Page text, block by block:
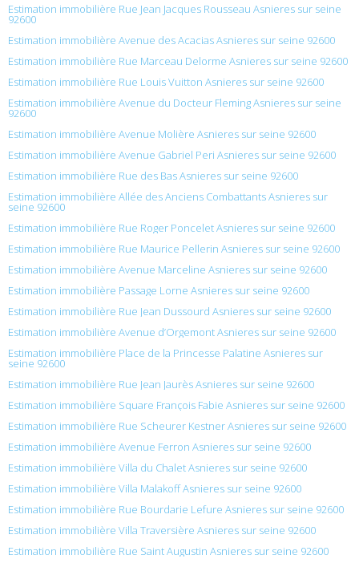
Estimation immobilière Rue Jean Jacques Rousseau Asnieres sur seine
92600
Estimation immobilière Avenue des Acacias Asnieres sur seine 92600
Estimation immobilière Rue Marceau Delorme Asnieres sur seine 92600
Estimation immobilière Rue Louis Vuitton Asnieres sur seine 92600
Estimation immobilière Avenue du Docteur Fleming Asnieres sur seine
92600
Estimation immobilière Avenue Molière Asnieres sur seine 92600
Estimation immobilière Avenue Gabriel Peri Asnieres sur seine 92600
Estimation immobilière Rue des Bas Asnieres sur seine 92600
Estimation immobilière Allée des Anciens Combattants Asnieres sur
seine 92600
Estimation immobilière Rue Roger Poncelet Asnieres sur seine 92600
Estimation immobilière Rue Maurice Pellerin Asnieres sur seine 92600
Estimation immobilière Avenue Marceline Asnieres sur seine 92600
Estimation immobilière Passage Lorne Asnieres sur seine 92600
Estimation immobilière Rue Jean Dussourd Asnieres sur seine 92600
Estimation immobilière Avenue d’Orgemont Asnieres sur seine 92600
Estimation immobilière Place de la Princesse Palatine Asnieres sur
seine 92600
Estimation immobilière Rue Jean Jaurès Asnieres sur seine 92600
Estimation immobilière Square François Fabie Asnieres sur seine 92600
Estimation immobilière Rue Scheurer Kestner Asnieres sur seine 92600
Estimation immobilière Avenue Ferron Asnieres sur seine 92600
Estimation immobilière Villa du Chalet Asnieres sur seine 92600
Estimation immobilière Villa Malakoff Asnieres sur seine 92600
Estimation immobilière Rue Bourdarie Lefure Asnieres sur seine 92600
Estimation immobilière Villa Traversière Asnieres sur seine 92600
Estimation immobilière Rue Saint Augustin Asnieres sur seine 92600